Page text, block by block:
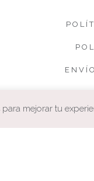
mejorar tu